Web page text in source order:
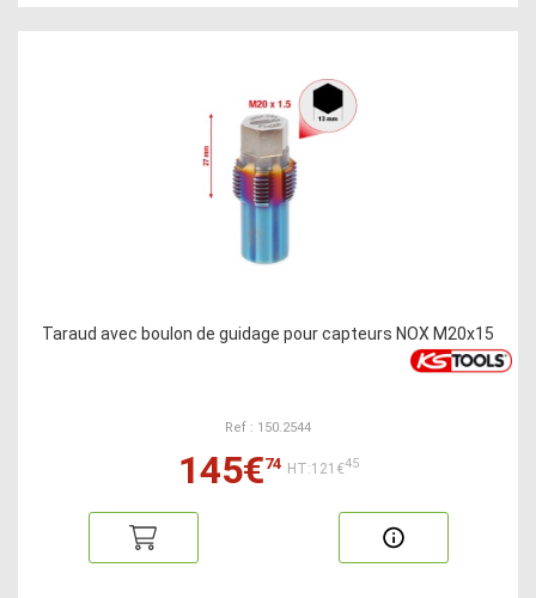
Taraud avec boulon de guidage pour capteurs NOX M20x15
Ref : 150.2544
145€74 HT:121€45